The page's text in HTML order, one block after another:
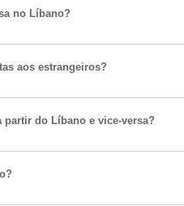
no Líbano?
aos estrangeiros?
do Líbano e vice-versa?